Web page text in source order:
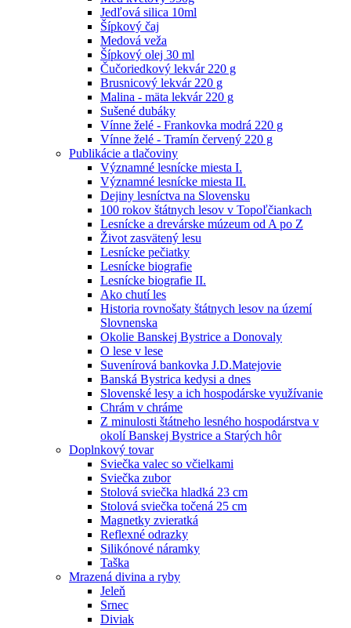
Jedľová silica 10ml
Šípkový čaj
Medová veža
Šípkový olej 30 ml
Čučoriedkový lekvár 220 g
Brusnicový lekvár 220 g
Malina - mäta lekvár 220 g
Sušené dubáky
Vínne želé - Frankovka modrá 220 g
Vínne želé - Tramín červený 220 g
Publikácie a tlačoviny
Významné lesnícke miesta I.
Významné lesnícke miesta II.
Dejiny lesníctva na Slovensku
100 rokov štátnych lesov v Topoľčiankach
Lesnícke a drevárske múzeum od A po Z
Život zasvätený lesu
Lesnícke pečiatky
Lesnícke biografie
Lesnícke biografie II.
Ako chutí les
Historia rovnošaty štátnych lesov na území
Slovnenska
Okolie Banskej Bystrice a Donovaly
O lese v lese
Suvenírová bankovka J.D.Matejovie
Banská Bystrica kedysi a dnes
Slovenské lesy a ich hospodárske využívanie
Chrám v chráme
Z minulosti štátneho lesného hospodárstva v
okolí Banskej Bystrice a Starých hôr
Doplnkový tovar
Sviečka valec so včielkami
Sviečka zubor
Stolová sviečka hladká 23 cm
Stolová sviečka točená 25 cm
Magnetky zvieratká
Reflexné odrazky
Silikónové náramky
Taška
Mrazená divina a ryby
Jeleň
Srnec
Diviak